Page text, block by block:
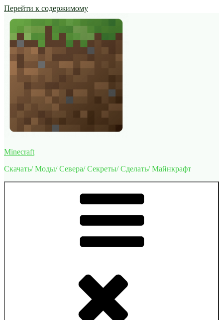
Перейти к содержимому
Minecraft
Скачать/ Моды/ Севера/ Секреты/ Сделать/ Майнкрафт